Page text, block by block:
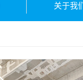
关于我们